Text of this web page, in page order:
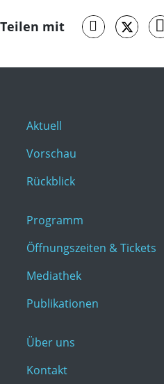
Teilen mit
Aktuell
Vorschau
Rückblick
Programm
Öffnungszeiten & Tickets
Mediathek
Publikationen
Über uns
Kontakt